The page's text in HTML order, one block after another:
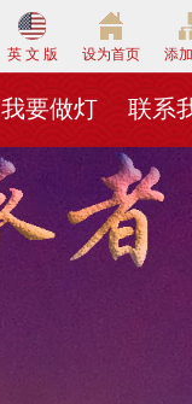
添
设为首页
英 文 版
联系
我要做灯